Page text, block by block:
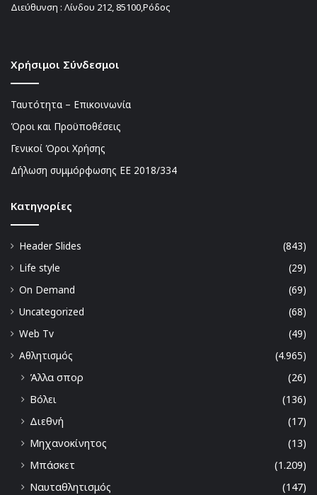
Διεύθυνση : Λίνδου 212, 85100,Ρόδος
Χρήσιμοι Σύνδεσμοι
Ταυτότητα – Επικοινωνία
Όροι και Προϋποθέσεις
Γενικοί Όροι Χρήσης
Δήλωση συμμόρφωσης ΕΕ 2018/334
Kατηγορίες
Header Slides
(843)
Life style
(29)
On Demand
(69)
Uncategorized
(68)
Web Tv
(49)
Αθλητισμός
(4.965)
Άλλα σπορ
(26)
Βόλει
(136)
Διεθνή
(17)
Μηχανοκίνητος
(13)
Μπάσκετ
(1.209)
Ναυταθλητισμός
(147)